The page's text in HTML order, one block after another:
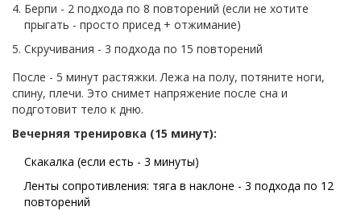
Берпи - 2 подхода по 8 повторений (если не хотите
прыгать - просто присед + отжимание)
Скручивания - 3 подхода по 15 повторений
После - 5 минут растяжки. Лежа на полу, потяните ноги,
спину, плечи. Это снимет напряжение после сна и
подготовит тело к дню.
Вечерняя тренировка (15 минут):
Скакалка (если есть - 3 минуты)
Ленты сопротивления: тяга в наклоне - 3 подхода по 12
повторений